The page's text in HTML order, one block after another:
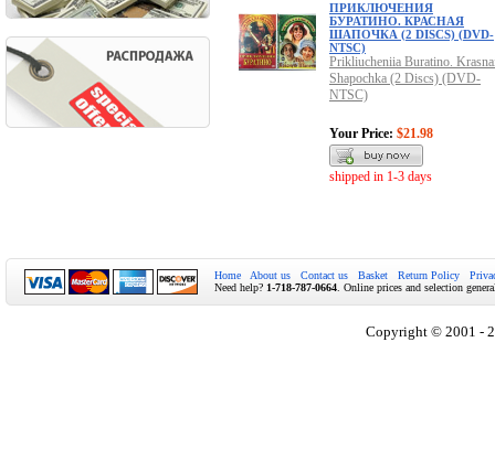
ПРИКЛЮЧЕНИЯ
БУРАТИНО. КРАСНАЯ
ШАПОЧКА (2 DISCS) (DVD-
NTSC)
Prikliucheniia Buratino.
Shapochka (2 Discs) (DVD-
NTSC)
Your Price: $21.98
shipped in 1-3 days
Home About us Contact us Basket Return Policy
Need help? 1-718-787-0664 . Online prices and selection
Copyright © 2001 -